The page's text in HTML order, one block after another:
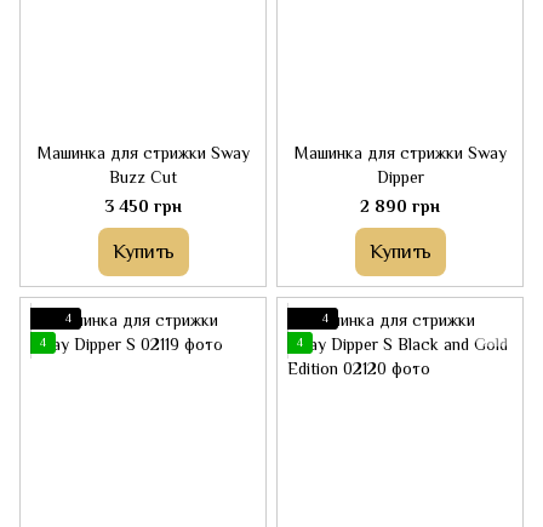
Машинка для стрижки Sway
Buzz Cut
3 450 грн
Купить
Машинка для стрижки Sway
Dipper
2 890 грн
Купить
4
4
4
4